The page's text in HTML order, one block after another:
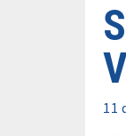
11